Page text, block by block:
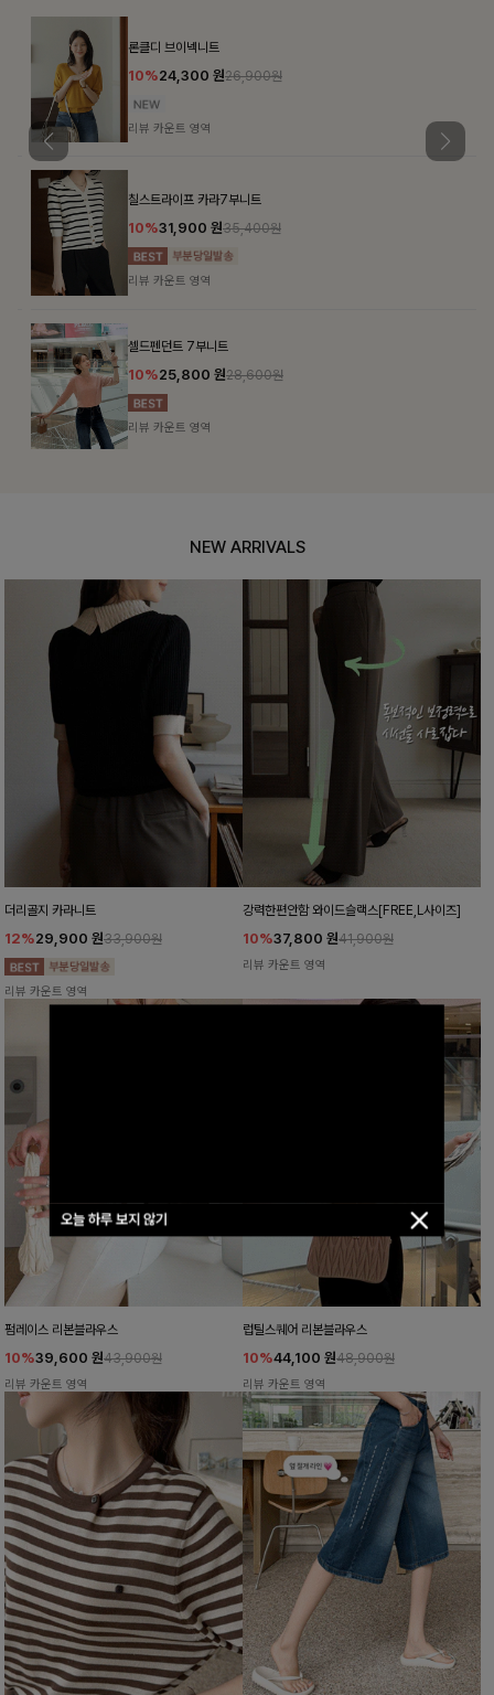
오늘 하루 보지 않기
론클디 브이넥니트
10%24,300원 26,900원
리뷰 카운트 영역
칠스트라이프 카라7부니트
10%31,900원 35,400원
리뷰 카운트 영역
셀드펜던트 7부니트
10%25,800원 28,600원
리뷰 카운트 영역
NEW ARRIVALS
더리골지 카라니트
12%29,900 원33,900원
리뷰 카운트 영역
강력한편안함 와이드슬랙스[FREE,L사이즈]
10%37,800 원41,900원
리뷰 카운트 영역
펌레이스 리본블라우스
10%39,600 원43,900원
리뷰 카운트 영역
럽틸스퀘어 리본블라우스
10%44,100 원48,900원
리뷰 카운트 영역